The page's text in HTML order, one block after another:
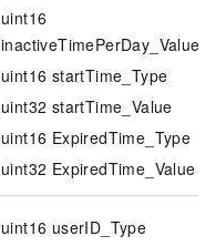
uint16
inactiveTimePerDay_Value
uint16 startTime_Type
uint32 startTime_Value
uint16 ExpiredTime_Type
uint32 ExpiredTime_Value
uint16 userID_Type